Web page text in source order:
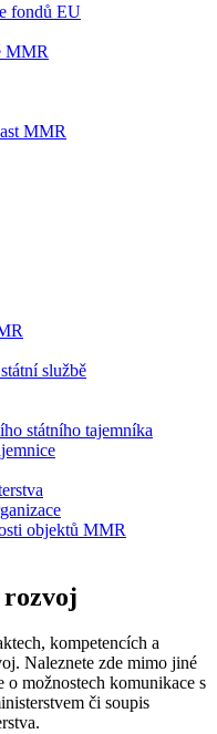
fondů EU
MMR
MMR
službě
státního tajemníka
objektů MMR
kompetencích a
Naleznete zde mimo jiné
o možnostech komunikace s
či soupis